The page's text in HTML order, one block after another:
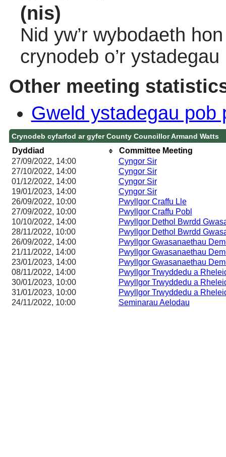
(nis)
Nid yw’r wybodaeth
crynodeb o’r
Other meeting
Gweld ystadegau pob
Crynodeb cyfarfod ar gyfer County Councillor Armand Watts
Dyddiad
Committee Meeting
27/09/2022, 14:00
Cyngor Sir
27/10/2022, 14:00 Cyngor Sir
01/12/2022, 14:00 Cyngor Sir
19/01/2023, 14:00 Cyngor Sir
26/09/2022, 10:00 Pwyllgor Craffu Lle
27/09/2022, 10:00 Pwyllgor Craffu Pobl
10/10/2022, 14:00
Pwyllgor Dethol Bwrdd
28/11/2022, 10:00
Pwyllgor Dethol Bwrdd
26/09/2022, 14:00
Pwyllgor Gwasanaethau
21/11/2022, 14:00
Pwyllgor Gwasanaethau
23/01/2023, 14:00
Pwyllgor Gwasanaethau
08/11/2022, 14:00
Pwyllgor Trwyddedu a
30/01/2023, 10:00
Pwyllgor Trwyddedu a
31/01/2023, 10:00
Pwyllgor Trwyddedu a
24/11/2022, 10:00
Seminarau Aelodau